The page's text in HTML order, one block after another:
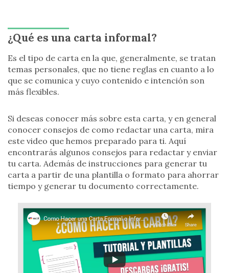
¿Qué es una carta informal?
Es el tipo de carta en la que, generalmente, se tratan
temas personales, que no tiene reglas en cuanto a lo
que se comunica y cuyo contenido e intención son
más flexibles.
Si deseas conocer más sobre esta carta, y en general
conocer consejos de como redactar una carta, mira
este video que hemos preparado para ti. Aquí
encontrarás algunos consejos para redactar y enviar
tu carta. Además de instrucciones para generar tu
carta a partir de una plantilla o formato para ahorrar
tiempo y generar tu documento correctamente.